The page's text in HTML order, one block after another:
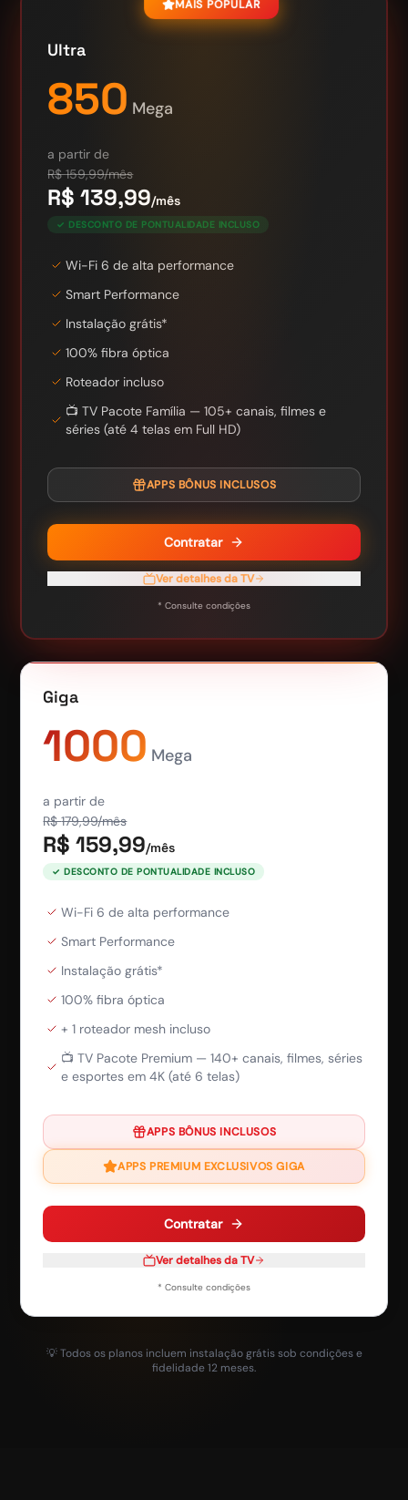
MAIS POPULAR
Ultra
850 Mega
a partir de
R$159,99/mês
R$139,99/mês
✓ DESCONTO DE PONTUALIDADE INCLUSO
Wi-Fi 6 de alta performance
Smart Performance
Instalação grátis*
100% fibra óptica
Roteador incluso
📺 TV Pacote Família — 105+ canais, filmes e
séries (até 4 telas em Full HD)
APPS BÔNUS INCLUSOS
Contratar
Ver detalhes da TV
* Consulte condições
Giga
1000 Mega
a partir de
R$179,99/mês
R$159,99/mês
✓ DESCONTO DE PONTUALIDADE INCLUSO
Wi-Fi 6 de alta performance
Smart Performance
Instalação grátis*
100% fibra óptica
+ 1 roteador mesh incluso
📺 TV Pacote Premium — 140+ canais, filmes, séries
e esportes em 4K (até 6 telas)
APPS BÔNUS INCLUSOS
APPS PREMIUM EXCLUSIVOS GIGA
Contratar
Ver detalhes da TV
* Consulte condições
💡 Todos os planos incluem instalação grátis sob condições e
fidelidade 12 meses.